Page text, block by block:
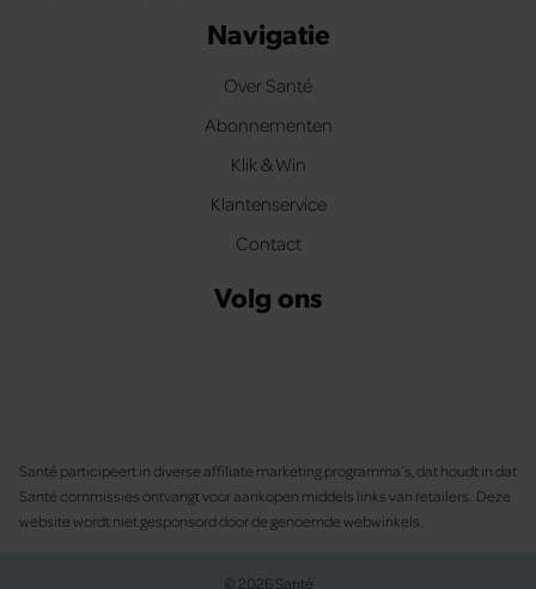
Navigatie
Over Santé
Abonnementen
Klik & Win
Klantenservice
Contact
Volg ons
Santé participeert in diverse affiliate marketing programma’s, dat houdt in dat
Santé commissies ontvangt voor aankopen middels links van retailers. Deze
website wordt niet gesponsord door de genoemde webwinkels.
© 2026 Santé